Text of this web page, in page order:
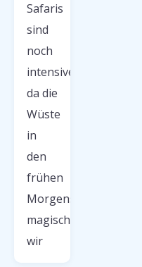
Safaris
sind
noch
intensiver,
da die
Wüste
in
den
frühen
Morgenstunden
magisch
wir